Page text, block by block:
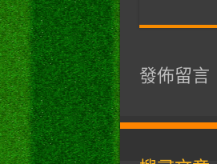
發佈留言